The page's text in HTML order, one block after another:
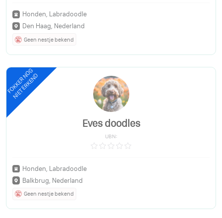
Honden, Labradoodle
Den Haag, Nederland
Geen nestje bekend
FOKKER NOG
NIET ERKEND
Eves doodles
UBN:
Honden, Labradoodle
Balkbrug, Nederland
Geen nestje bekend